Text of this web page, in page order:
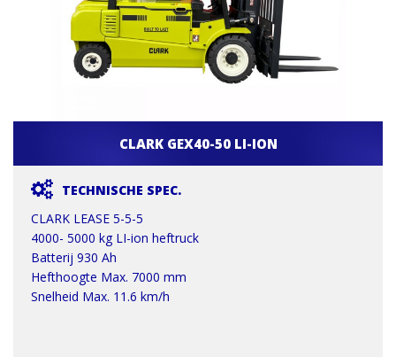
CLARK GEX40-50 LI-ION
TECHNISCHE SPEC.
CLARK LEASE 5-5-5
4000- 5000 kg LI-ion heftruck
Batterij 930 Ah
Hefthoogte Max. 7000 mm
Snelheid Max. 11.6 km/h